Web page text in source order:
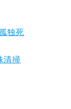
独死
清掃